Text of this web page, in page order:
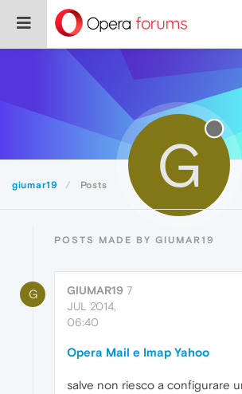
giumar19 Posts G
POSTS MADE BY GIUMAR19
G GIUMAR19 7
JUL 2014,
06:40
Opera Mail e Imap Yahoo
salve non riesco a configurare